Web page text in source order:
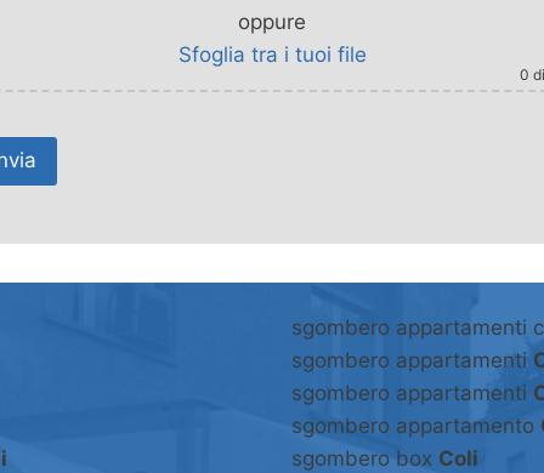
oppure
Sfoglia tra i tuoi file
0
sgombero appartamenti
sgombero appartamenti
sgombero appartamenti
sgombero appartamento
sgombero box Coli